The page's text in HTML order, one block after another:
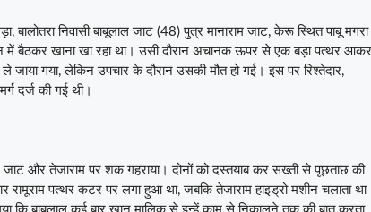
बालोतरा निवासी बाबूलाल जाट (48) पुत्र मानाराम जाट, केरू स्थित पाबू मगरा
बैठकर खाना खा रहा था। उसी दौरान अचानक ऊपर से एक बड़ा पत्थर आकर
गया, लेकिन उपचार के दौरान उसकी मौत हो गई। इस पर रिश्तेदार,
दर्ज की गई थी।
और तेजाराम पर शक गहराया। दोनों को दस्तयाब कर सख्ती से पूछताछ की
रामूराम पत्थर कटर पर लगा हुआ था, जबकि तेजाराम हाइड्रो मशीन चलाता